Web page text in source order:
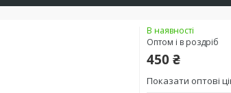
В наявності
Оптом і в роздріб
450 ₴
Показати оптові